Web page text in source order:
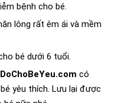
bệnh cho bé.
lông rất êm ái và mềm
bé dưới 6 tuổi.
DoChoBeYeu.com có
yêu thích. Lưu lại được